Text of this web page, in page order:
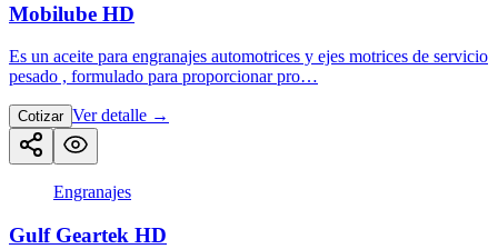
Mobilube HD
Es un aceite para engranajes automotrices y ejes motrices de servicio
pesado , formulado para proporcionar pro…
Cotizar Ver detalle →
Engranajes
Gulf Geartek HD